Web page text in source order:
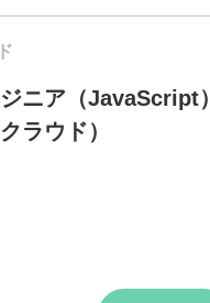
ニア（JavaScript）
ラウド）